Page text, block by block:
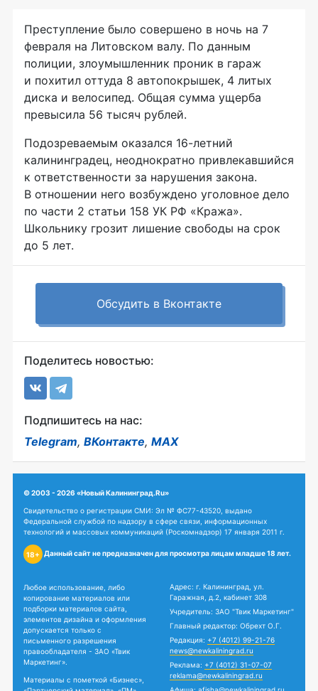
Преступление было совершено в ночь на 7
февраля на Литовском валу. По данным
полиции, злоумышленник проник в гараж
и похитил оттуда 8 автопокрышек, 4 литых
диска и велосипед. Общая сумма ущерба
превысила 56 тысяч рублей.
Подозреваемым оказался 16-летний
калининградец, неоднократно привлекавшийся
к ответственности за нарушения закона.
В отношении него возбуждено уголовное дело
по части 2 статьи 158 УК РФ «Кража».
Школьнику грозит лишение свободы на срок
до 5 лет.
Обсудить в Вконтакте
Поделитесь новостью:
Подпишитесь на нас:
Telegram, ВКонтакте, MAX
© 2003 - 2026 «Новый Калининград.Ru»
Свидетельство о регистрации СМИ: Эл № ФС77-43520, выдано
Федеральной службой по надзору в сфере связи, информационных
технологий и массовых коммуникаций (Роскомнадзор) 17 января 2011 г.
18+ Данный сайт не предназначен для просмотра лицам младше 18 лет.
Любое использование, либо
копирование материалов или
подборки материалов сайта,
элементов дизайна и оформления
допускается только с
письменного разрешения
правообладателя - ЗАО «Твик
Маркетинг».
Материалы с пометкой «Бизнес»,
Адрес: г. Калининград, ул.
Гаражная, д.2, кабинет 308
Учредитель: ЗАО "Твик Маркетинг"
Главный редактор: Обрехт О.Г.
Редакция: +7 (4012) 99-21-76
news@newkaliningrad.ru
Реклама: +7 (4012) 31-07-07
reklama@newkaliningrad.ru